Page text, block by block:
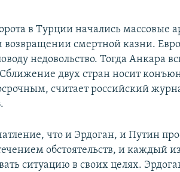
в Турции начались массовые
возвращении смертной казни.
недовольство. Тогда Анкара
двух стран носит
считает российский
.
что и Эрдоган, и Путин
обстоятельств, и каждый
ситуацию в своих целях.